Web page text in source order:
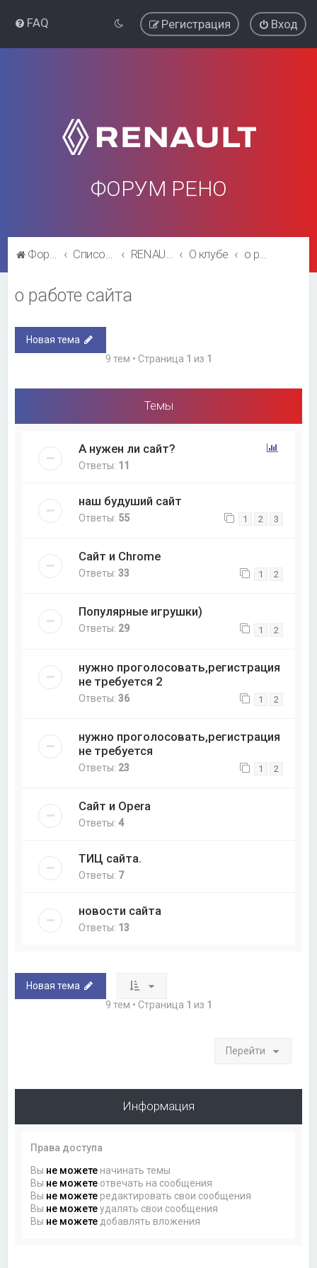
FAQ Вход
Регистрация
ФОРУМ РЕНО
Форум Рено Список форумов RENAULT SYMBOL CLUB О клубе о работе сайта
о работе сайта
Новая тема
9 тем • Страница 1 из 1
Темы
А нужен ли сайт?
Ответы: 11
наш будуший сайт
Ответы: 55 1 2 3
Сайт и Chrome
Ответы:33 1 2
Популярные игрушки)
Ответы: 29 1 2
нужно проголосовать,регистрация
не требуется 2
Ответы:36 1 2
нужно проголосовать,регистрация
не требуется
Ответы: 23 1 2
Сайт и Opera
Ответы:4
ТИЦ сайта.
Ответы: 7
новости сайта
Ответы: 13
Новая тема
9 тем • Страница 1 из 1
Перейти
Информация
Права доступа
Вы не можете начинать темы
Вы не можете отвечать на сообщения
Вы не можете редактировать свои сообщения
Вы не можетеудалять свои сообщения
Вы не можете добавлять вложения